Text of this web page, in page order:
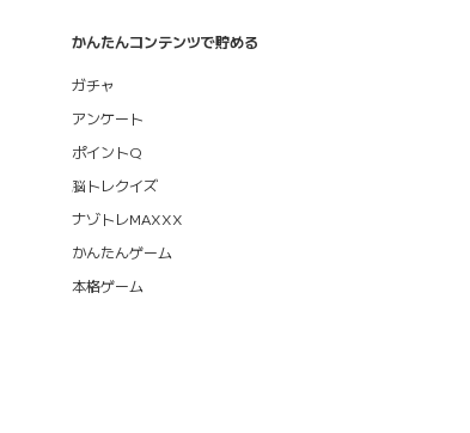
かんたんコンテンツで貯める
ガチャ
アンケート
ポイントQ
脳トレクイズ
ナゾトレMAXXX
かんたんゲーム
本格ゲーム